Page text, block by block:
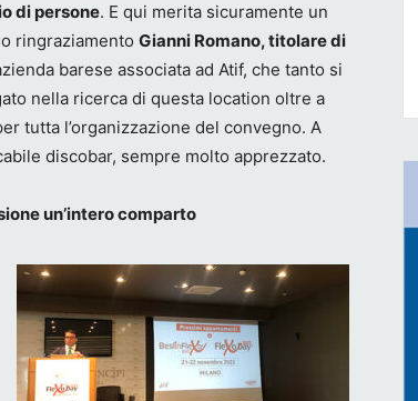
di persone. E qui merita sicuramente un
ringraziamento Gianni Romano, titolare di
barese associata ad Atif, che tanto si
nella ricerca di questa location oltre a
tutta l’organizzazione del convegno. A
discobar, sempre molto apprezzato.
un’intero comparto